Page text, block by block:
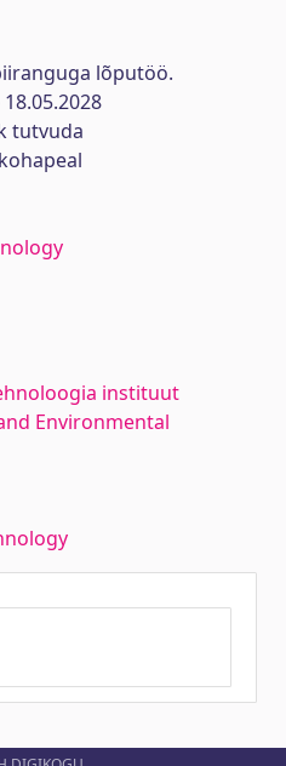
lõputöö.
tutvuda
instituut
Environmental